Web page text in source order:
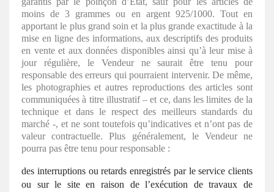
moins de 3 grammes ou en argent 925/1000. Tout en
apportant le plus grand soin et la plus grande exactitude à la
mise en ligne des informations, aux descriptifs des produits
en vente et aux données disponibles ainsi qu’à leur mise à
jour régulière, le Vendeur ne saurait être tenu pour
responsable des erreurs qui pourraient intervenir. De même,
les photographies et autres reproductions des articles sont
communiquées à titre illustratif – et ce, dans les limites de la
technique et dans le respect des meilleurs standards du
marché -, et ne sont toutefois qu’indicatives et n’ont pas de
valeur contractuelle. Plus généralement, le Vendeur ne
pourra pas être tenu pour responsable :
des interruptions ou retards enregistrés par le service clients
ou sur le site en raison de l’exécution de travaux de